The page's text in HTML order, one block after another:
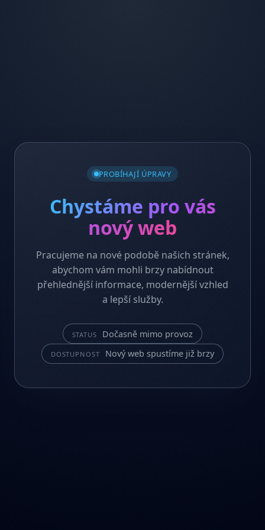
PROBÍHAJÍ ÚPRAVY
Chystáme pro vás
nový web
Pracujeme na nové podobě našich stránek,
abychom vám mohli brzy nabídnout
přehlednější informace, modernější vzhled
a lepší služby.
STATUS Dočasně mimo provoz
DOSTUPNOST Nový web spustíme již brzy